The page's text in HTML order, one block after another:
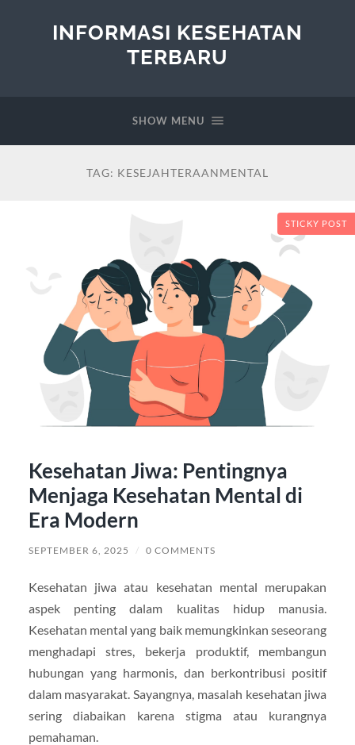
INFORMASI KESEHATAN
TERBARU
SHOW MENU
TAG: KESEJAHTERAANMENTAL
STICKY POST
Kesehatan Jiwa: Pentingnya
Menjaga Kesehatan Mental di
Era Modern
SEPTEMBER 6, 2025 / 0 COMMENTS
Kesehatan jiwa atau kesehatan mental merupakan
aspek penting dalam kualitas hidup manusia.
Kesehatan mental yang baik memungkinkan seseorang
menghadapi stres, bekerja produktif, membangun
hubungan yang harmonis, dan berkontribusi positif
dalam masyarakat. Sayangnya, masalah kesehatan jiwa
sering diabaikan karena stigma atau kurangnya
pemahaman.